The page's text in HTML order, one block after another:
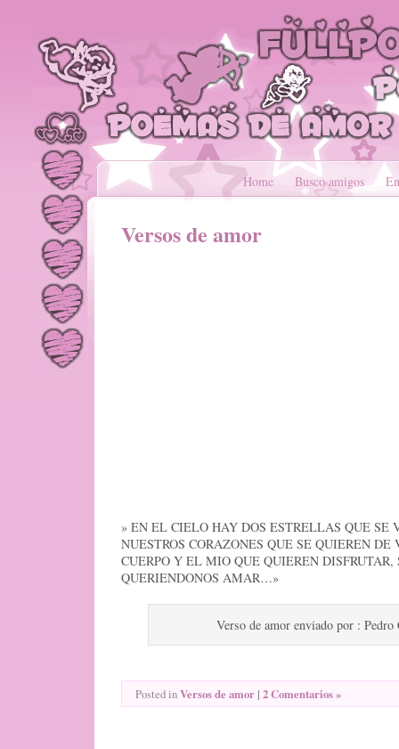
Home Busco amigos
Versos de amor
» EN EL CIELO HAY DOS ESTRELLAS QUE SE
NUESTROS CORAZONES QUE SE QUIEREN DE
CUERPO Y EL MIO QUE QUIEREN DISFRUTAR,
QUERIENDONOS AMAR…»
Verso de amor enviado por : Pedro
Posted inVersos de amor | 2 Comentarios »